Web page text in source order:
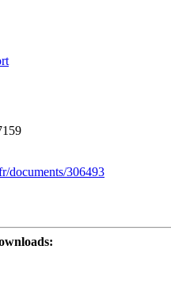
documents/306493